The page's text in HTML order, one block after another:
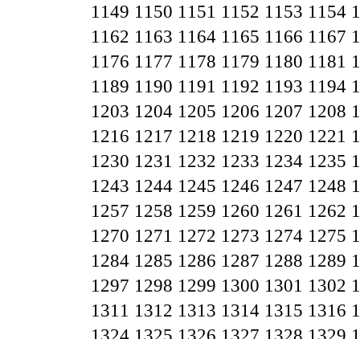
1149 1150 1151 1152 1153 1154
1162 1163 1164 1165 1166 1167
1176 1177 1178 1179 1180 1181
1189 1190 1191 1192 1193 1194
1203 1204 1205 1206 1207 1208
1216 1217 1218 1219 1220 1221
1230 1231 1232 1233 1234 1235
1243 1244 1245 1246 1247 1248
1257 1258 1259 1260 1261 1262
1270 1271 1272 1273 1274 1275
1284 1285 1286 1287 1288 1289
1297 1298 1299 1300 1301 1302
1311 1312 1313 1314 1315 1316